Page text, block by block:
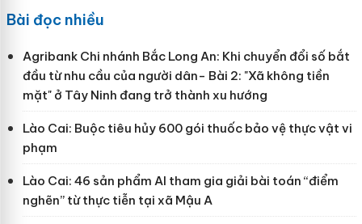
Bài đọc nhiều
Agribank Chi nhánh Bắc Long An: Khi chuyển đổi số bắt
đầu từ nhu cầu của người dân- Bài 2: "Xã không tiền
mặt" ở Tây Ninh đang trở thành xu hướng
Lào Cai: Buộc tiêu hủy 600 gói thuốc bảo vệ thực vật vi
phạm
Lào Cai: 46 sản phẩm AI tham gia giải bài toán “điểm
nghẽn” từ thực tiễn tại xã Mậu A